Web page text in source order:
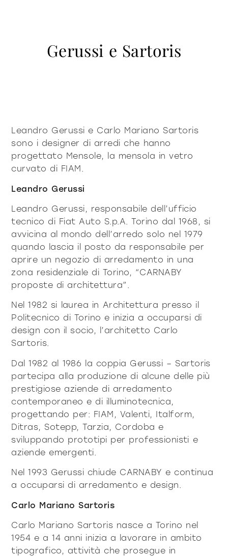
tavolini fronte e
fianco divano
divani e poltrone
home office
tutti i
prodotti
materioteca
Moderno deciso 2022
Sofisticato deciso Sofisticato morbido
Accessori
Sedie
Divani e poltrone
Home Office
azienda
Villa Miralfiore
B2B
Redazionali
Comunicati stampa
sei un rivenditore?
contract & progetti
Gerussi e Sartoris
Leandro Gerussi e Carlo Mariano Sartoris
sono i designer di arredi che hanno
progettato Mensole, la mensola in vetro
curvato di FIAM.
Leandro Gerussi
Leandro Gerussi, responsabile dell’ufficio
tecnico di Fiat Auto S.p.A. Torino dal 1968, si
avvicina al mondo dell’arredo solo nel 1979
quando lascia il posto da responsabile per
aprire un negozio di arredamento in una
zona residenziale di Torino, “CARNABY
proposte di architettura”.
Nel 1982 si laurea in Architettura presso il
Politecnico di Torino e inizia a occuparsi di
design con il socio, l’architetto Carlo
Sartoris.
Dal 1982 al 1986 la coppia Gerussi – Sartoris
partecipa alla produzione di alcune delle più
prestigiose aziende di arredamento
contemporaneo e di illuminotecnica,
progettando per: FIAM, Valenti, Italform,
Ditras, Sotepp, Tarzia, Cordoba e
sviluppando prototipi per professionisti e
aziende emergenti.
Nel 1993 Gerussi chiude CARNABY e continua
a occuparsi di arredamento e design.
Carlo Mariano Sartoris
Carlo Mariano Sartoris nasce a Torino nel
1954 e a 14 anni inizia a lavorare in ambito
tipografico, attività che prosegue in